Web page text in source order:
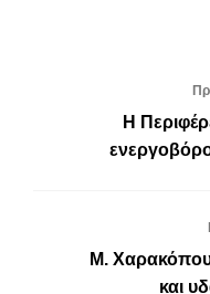
Η
Μ.
και